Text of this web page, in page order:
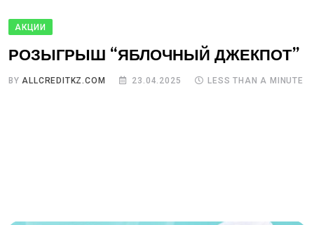
АКЦИИ
РОЗЫГРЫШ “ЯБЛОЧНЫЙ ДЖЕКПОТ”
BY ALLCREDITKZ.COM 23.04.2025 LESS THAN A MINUTE